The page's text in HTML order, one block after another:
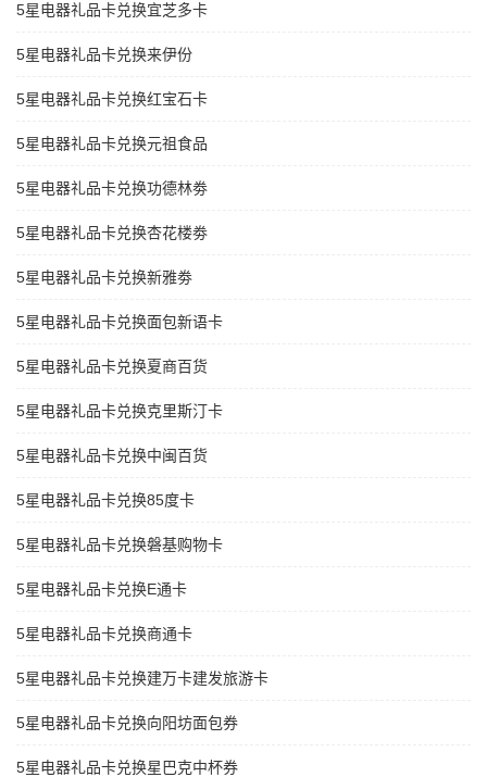
5星电器礼品卡兑换宜芝多卡
5星电器礼品卡兑换来伊份
5星电器礼品卡兑换红宝石卡
5星电器礼品卡兑换元祖食品
5星电器礼品卡兑换功德林劵
5星电器礼品卡兑换杏花楼劵
5星电器礼品卡兑换新雅劵
5星电器礼品卡兑换面包新语卡
5星电器礼品卡兑换夏商百货
5星电器礼品卡兑换克里斯汀卡
5星电器礼品卡兑换中闽百货
5星电器礼品卡兑换85度卡
5星电器礼品卡兑换磐基购物卡
5星电器礼品卡兑换E通卡
5星电器礼品卡兑换商通卡
5星电器礼品卡兑换建万卡建发旅游卡
5星电器礼品卡兑换向阳坊面包券
5星电器礼品卡兑换星巴克中杯券